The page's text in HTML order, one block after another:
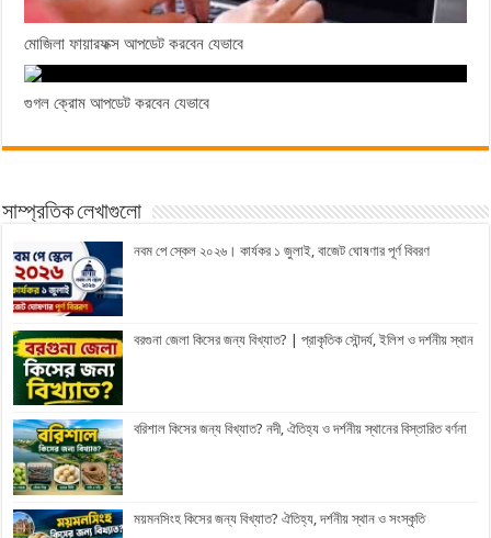
মোজিলা ফায়ারফক্স আপডেট করবেন যেভাবে
গুগল ক্রোম আপডেট করবেন যেভাবে
সাম্প্রতিক লেখাগুলো
নবম পে স্কেল ২০২৬। কার্যকর ১ জুলাই, বাজেট ঘোষণার পূর্ণ বিবরণ
বরগুনা জেলা কিসের জন্য বিখ্যাত? | প্রাকৃতিক সৌন্দর্য, ইলিশ ও দর্শনীয় স্থান
বরিশাল কিসের জন্য বিখ্যাত? নদী, ঐতিহ্য ও দর্শনীয় স্থানের বিস্তারিত বর্ণনা
ময়মনসিংহ কিসের জন্য বিখ্যাত? ঐতিহ্য, দর্শনীয় স্থান ও সংস্কৃতি